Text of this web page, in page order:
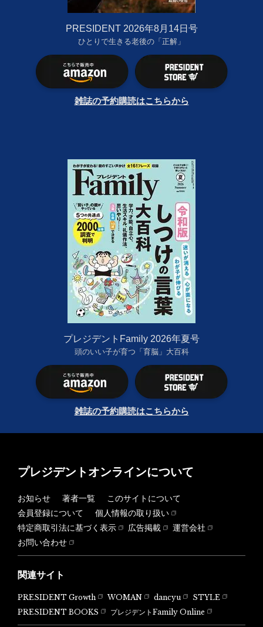
PRESIDENT 2026年8月14日号
ひとりで生きる老後の「正解」
雑誌の予約購読はこちらから
プレジデントFamily 2026年夏号
頭のいい子が育つ「育脳」大百科
雑誌の予約購読はこちらから
プレジデントオンラインについて
お知らせ 著者一覧
このサイトについて
会員登録について
個人情報の取り扱い
特定商取引法に基づく表示
広告掲載
運営会社
お問い合わせ
関連サイト
PRESIDENT Growth WOMAN dancyu
STYLE
PRESIDENT BOOKS
プレジデントFamily Online